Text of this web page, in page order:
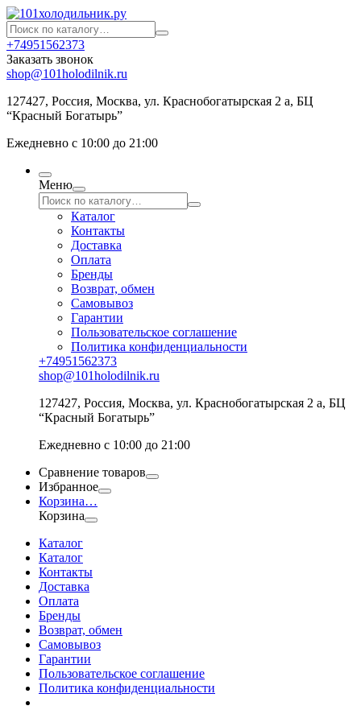
+74951562373
Заказать звонок
shop@101holodilnik.ru
127427, Россия, Москва, ул. Краснобогатырская 2 а, БЦ
“Красный Богатырь”
Ежедневно с 10:00 до 21:00
Меню
Каталог
Контакты
Доставка
Оплата
Бренды
Возврат, обмен
Самовывоз
Гарантии
Пользовательское соглашение
Политика конфиденциальности
+74951562373
shop@101holodilnik.ru
127427, Россия, Москва, ул. Краснобогатырская 2 а, БЦ
“Красный Богатырь”
Ежедневно с 10:00 до 21:00
Сравнение товаров
Избранное
Корзина…
Корзина
Каталог
Каталог
Контакты
Доставка
Оплата
Бренды
Возврат, обмен
Самовывоз
Гарантии
Пользовательское соглашение
Политика конфиденциальности